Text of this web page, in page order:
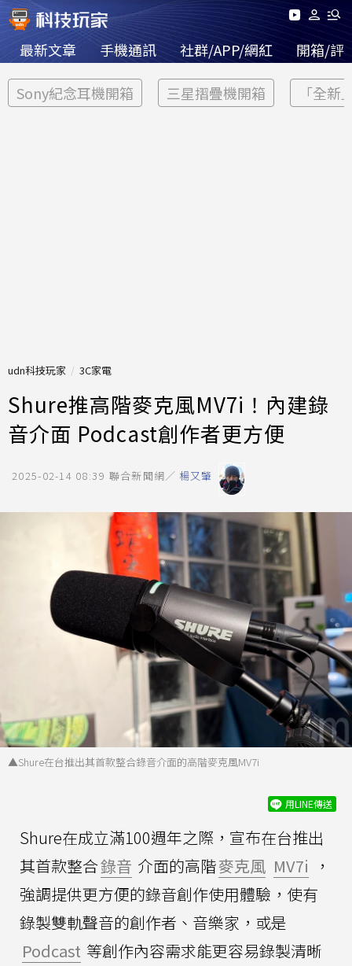
最新文章 手機通訊 社群/APP/網紅 開箱/評
Sony紀念耳機開箱 三星摺疊機開箱 「全新
udn科技玩家 3C家電
Shure推高階麥克風MV7i！內建錄
音介面 Podcast創作者更方便
2025-02-14 08:39 聯合新聞網／ 楊又肇
▲Shure在台推出其首款整合錄音介面的高階麥克風MV7i
用LINE傳送
Shure在成立滿100週年之際，宣布在台推出
其首款整合錄音 介面的高階麥克風 MV7i ，
強調提供更方便的錄音創作使用體驗，使有
錄製雙軌聲音的創作者、音樂家，或是
Podcast 等創作內容需求能更容易錄製清晰